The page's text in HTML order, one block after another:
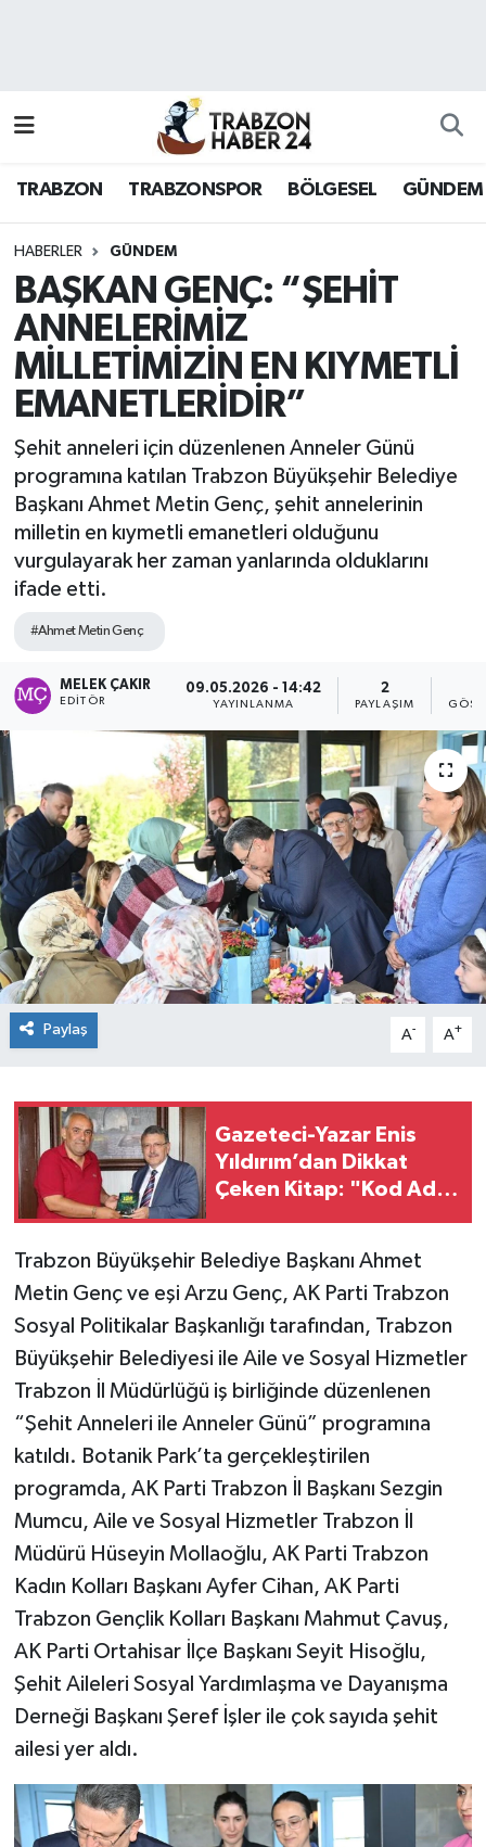
TRABZON TRABZONSPOR BÖLGESEL GÜNDEM
HABERLER GÜNDEM
BAŞKAN GENÇ: “ŞEHİT
ANNELERİMİZ
MİLLETİMİZİN EN KIYMETLİ
EMANETLERİDİR”
Şehit anneleri için düzenlenen Anneler Günü
programına katılan Trabzon Büyükşehir Belediye
Başkanı Ahmet Metin Genç, şehit annelerinin
milletin en kıymetli emanetleri olduğunu
vurgulayarak her zaman yanlarında olduklarını
ifade etti.
#Ahmet Metin Genç
MELEK ÇAKIR
EDITÖR
09.05.2026 - 14:42
YAYINLANMA
2
PAYLAŞIM
Paylaş A- A+
Gazeteci-Yazar Enis
Yıldırım’dan Dikkat
Çeken Kitap: "Kod Adı
Trabzon Büyükşehir Belediye Başkanı Ahmet
Metin Genç ve eşi Arzu Genç, AK Parti Trabzon
Sosyal Politikalar Başkanlığı tarafından, Trabzon
Büyükşehir Belediyesi ile Aile ve Sosyal Hizmetler
Trabzon İl Müdürlüğü iş birliğinde düzenlenen
“Şehit Anneleri ile Anneler Günü” programına
katıldı. Botanik Park’ta gerçekleştirilen
programda, AK Parti Trabzon İl Başkanı Sezgin
Mumcu, Aile ve Sosyal Hizmetler Trabzon İl
Müdürü Hüseyin Mollaoğlu, AK Parti Trabzon
Kadın Kolları Başkanı Ayfer Cihan, AK Parti
Trabzon Gençlik Kolları Başkanı Mahmut Çavuş,
AK Parti Ortahisar İlçe Başkanı Seyit Hisoğlu,
Şehit Aileleri Sosyal Yardımlaşma ve Dayanışma
Derneği Başkanı Şeref İşler ile çok sayıda şehit
ailesi yer aldı.
Hava Durumu
Namaz Vakitleri
Trafik Durumu
Süper Lig Puan Durumu ve Fikstür
Tüm Manşetler
Son Dakika Haberleri
Haber Arşivi